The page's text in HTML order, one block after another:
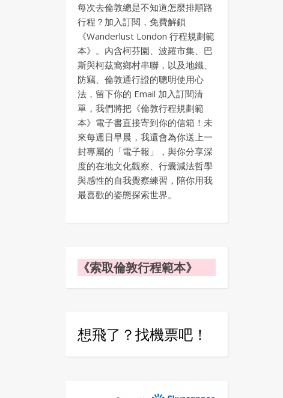
每次去倫敦總是不知道怎麼排順路
行程？加入訂閱，免費解鎖
《Wanderlust London 行程規劃範
本》。內含柯芬園、波羅市集、巴
斯與柯茲窩鄉村串聯，以及地鐵、
防竊、倫敦通行證的聰明使用心
法，留下你的 Email 加入訂閱清
單，我們將把《倫敦行程規劃範
本》電子書直接寄到你的信箱！未
來每週日早晨，我還會為你送上一
封專屬的「電子報」，與你分享深
度的在地文化觀察、行囊減法哲學
與感性的自我覺察練習，陪你用我
最喜歡的姿態探索世界。
《索取倫敦行程範本》
想飛了？找機票吧！